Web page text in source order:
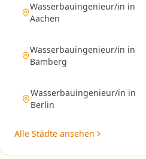
Wasserbauingenieur/in in
Aachen
Wasserbauingenieur/in in
Bamberg
Wasserbauingenieur/in in
Berlin
Alle Städte ansehen